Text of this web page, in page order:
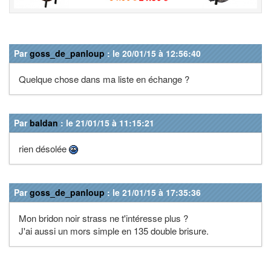
Pargoss_de_panloup : le 20/01/15 à 12:56:40
Quelque chose dans ma liste en échange ?
Parbaldan : le 21/01/15 à 11:15:21
rien désolée
Pargoss_de_panloup : le 21/01/15 à 17:35:36
Mon bridon noir strass ne t'intéresse plus ?
J'ai aussi un mors simple en 135 double brisure.